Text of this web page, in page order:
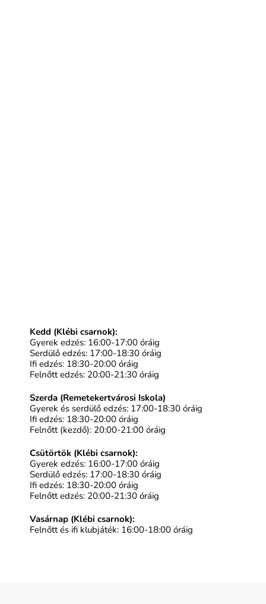
Kedd (Klébi csarnok):
Gyerek edzés: 16:00-17:00 óráig
Serdülő edzés: 17:00-18:30 óráig
Ifi edzés: 18:30-20:00 óráig
Felnőtt edzés: 20:00-21:30 óráig
Szerda (Remetekertvárosi Iskola)
Gyerek és serdülő edzés: 17:00-18:30 óráig
Ifi edzés: 18:30-20:00 óráig
Felnőtt (kezdő): 20:00-21:00 óráig
Csütörtök (Klébi csarnok):
Gyerek edzés: 16:00-17:00 óráig
Serdülő edzés: 17:00-18:30 óráig
Ifi edzés: 18:30-20:00 óráig
Felnőtt edzés: 20:00-21:30 óráig
Vasárnap (Klébi csarnok):
Felnőtt és ifi klubjáték: 16:00-18:00 óráig